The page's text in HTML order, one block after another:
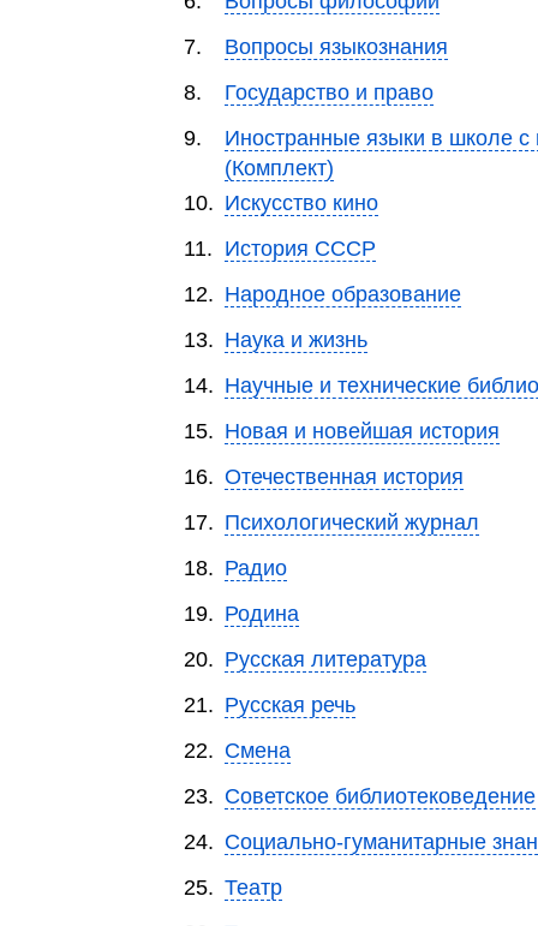
7.
Вопросы языкознания
8.
Государство и право
9.
Иностранные языки в школе
(Комплект)
10. Искусство кино
11. История СССР
12. Народное образование
13. Наука и жизнь
14. Научные и технические
15. Новая и новейшая история
16. Отечественная история
17. Психологический журнал
18. Радио
19. Родина
20. Русская литература
21. Русская речь
22. Смена
23. Советское библиотековедение
24. Социально-гуманитарные
25. Театр